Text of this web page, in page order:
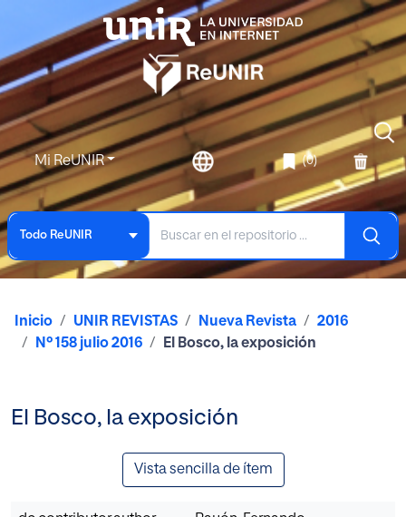
Mi ReUNIR (0)
Todo ReUNIR
Inicio UNIR REVISTAS Nueva Revista
2016
Nº 158 julio 2016
El Bosco, la exposición
El Bosco, la exposición
Vista sencilla de ítem